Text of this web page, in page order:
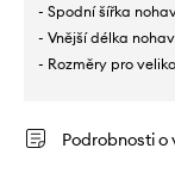
- Spodní šířka
- Vnější délka
- Rozměry pro
Podrobnosti o